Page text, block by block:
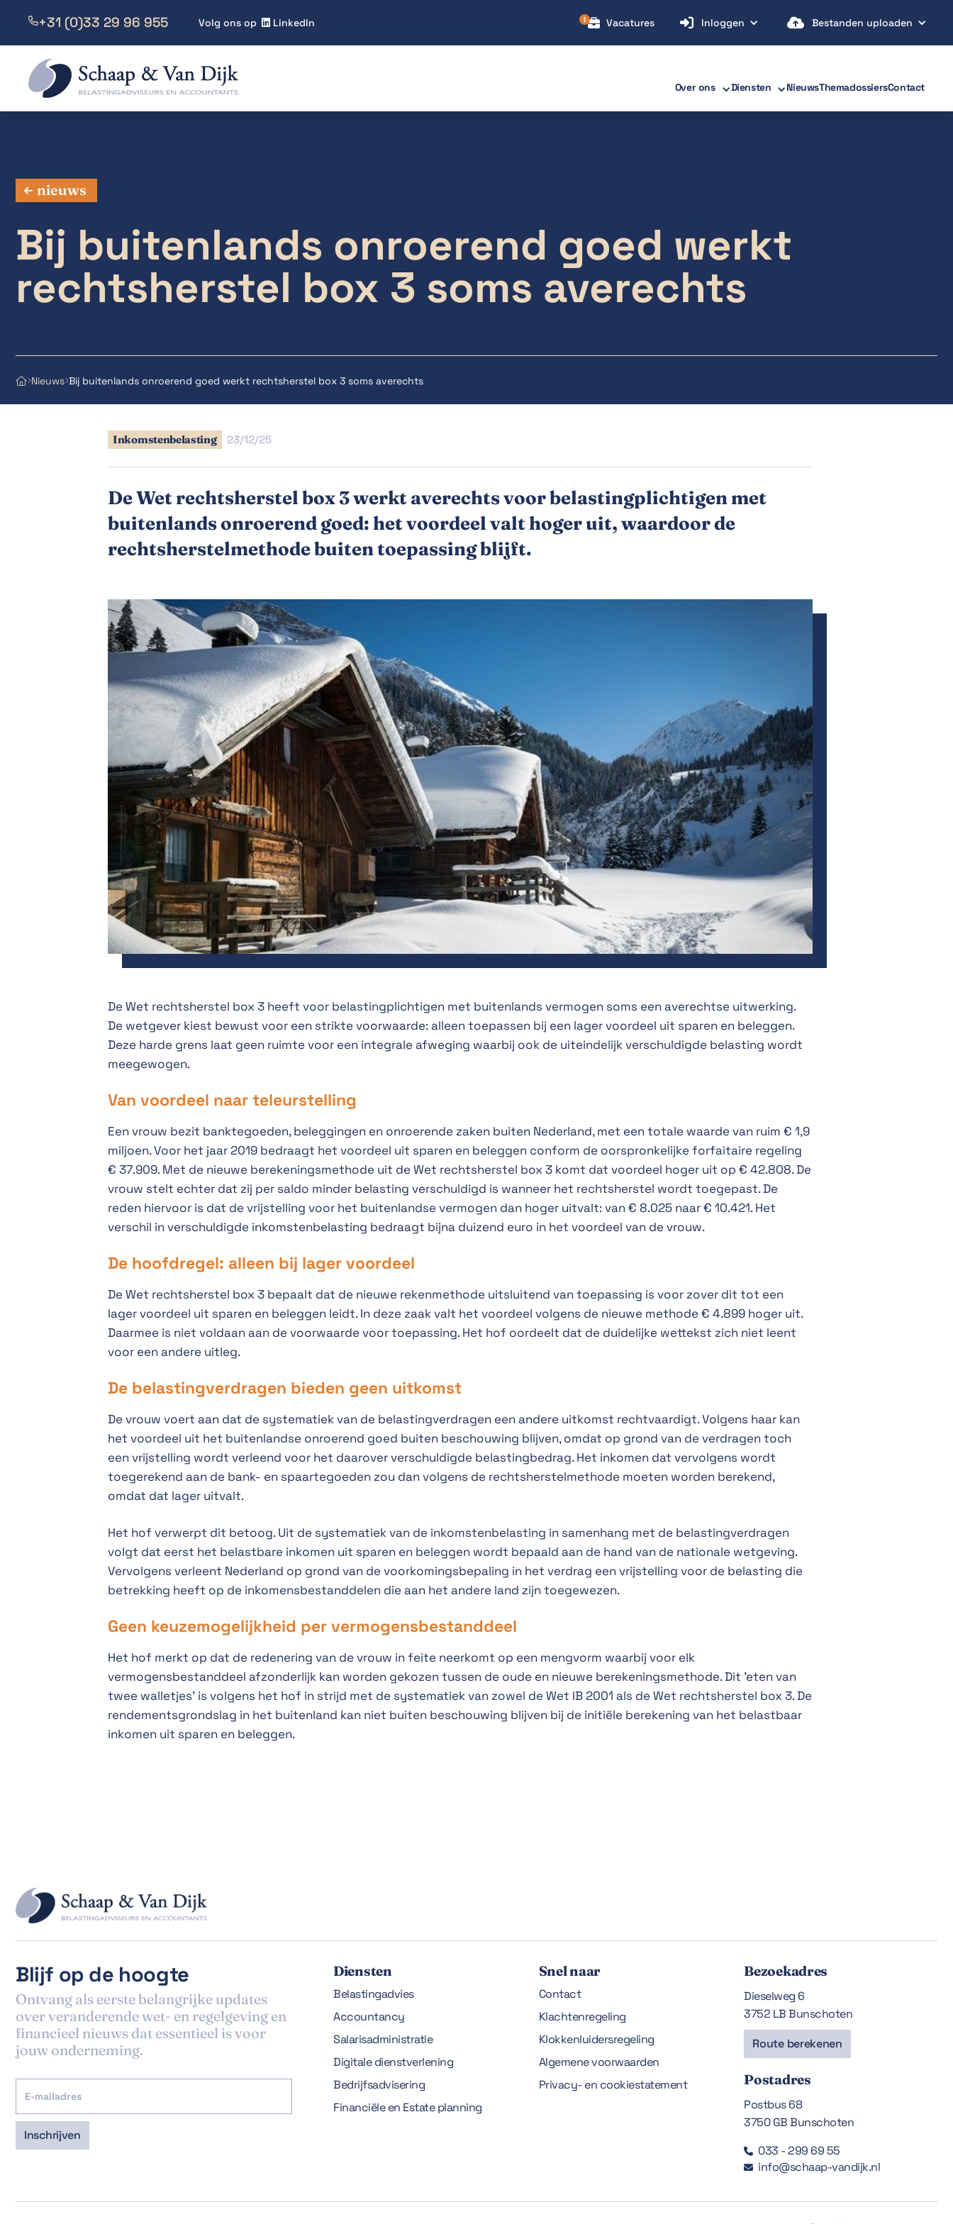
+31 (0)33 29 96 955 Volg ons op  LinkedIn Vacatures  Inloggen  Bestanden uploaden
Over ons Diensten NieuwsThemadossiersContact
nieuws
Bij buitenlands onroerend goed werkt
rechtsherstel box 3 soms averechts
NieuwsBij buitenlands onroerend goed werkt rechtsherstel box 3 soms averechts
Inkomstenbelasting 23/12/25
De Wet rechtsherstel box 3 werkt averechts voor belastingplichtigen met
buitenlands onroerend goed: het voordeel valt hoger uit, waardoor de
rechtsherstelmethode buiten toepassing blijft.
De Wet rechtsherstel box 3 heeft voor belastingplichtigen met buitenlands vermogen soms een averechtse uitwerking.
De wetgever kiest bewust voor een strikte voorwaarde: alleen toepassen bij een lager voordeel uit sparen en beleggen.
Deze harde grens laat geen ruimte voor een integrale afweging waarbij ook de uiteindelijk verschuldigde belasting wordt
meegewogen.
Van voordeel naar teleurstelling
Een vrouw bezit banktegoeden, beleggingen en onroerende zaken buiten Nederland, met een totale waarde van ruim € 1,9
miljoen. Voor het jaar 2019 bedraagt het voordeel uit sparen en beleggen conform de oorspronkelijke forfaitaire regeling
€ 37.909. Met de nieuwe berekeningsmethode uit de Wet rechtsherstel box 3 komt dat voordeel hoger uit op € 42.808. De
vrouw stelt echter dat zij per saldo minder belasting verschuldigd is wanneer het rechtsherstel wordt toegepast. De
reden hiervoor is dat de vrijstelling voor het buitenlandse vermogen dan hoger uitvalt: van € 8.025 naar € 10.421. Het
verschil in verschuldigde inkomstenbelasting bedraagt bijna duizend euro in het voordeel van de vrouw.
De hoofdregel: alleen bij lager voordeel
De Wet rechtsherstel box 3 bepaalt dat de nieuwe rekenmethode uitsluitend van toepassing is voor zover dit tot een
lager voordeel uit sparen en beleggen leidt. In deze zaak valt het voordeel volgens de nieuwe methode € 4.899 hoger uit.
Daarmee is niet voldaan aan de voorwaarde voor toepassing. Het hof oordeelt dat de duidelijke wettekst zich niet leent
voor een andere uitleg.
De belastingverdragen bieden geen uitkomst
De vrouw voert aan dat de systematiek van de belastingverdragen een andere uitkomst rechtvaardigt. Volgens haar kan
het voordeel uit het buitenlandse onroerend goed buiten beschouwing blijven, omdat op grond van de verdragen toch
een vrijstelling wordt verleend voor het daarover verschuldigde belastingbedrag. Het inkomen dat vervolgens wordt
toegerekend aan de bank- en spaartegoeden zou dan volgens de rechtsherstelmethode moeten worden berekend,
omdat dat lager uitvalt.
Het hof verwerpt dit betoog. Uit de systematiek van de inkomstenbelasting in samenhang met de belastingverdragen
volgt dat eerst het belastbare inkomen uit sparen en beleggen wordt bepaald aan de hand van de nationale wetgeving.
Vervolgens verleent Nederland op grond van de voorkomingsbepaling in het verdrag een vrijstelling voor de belasting die
betrekking heeft op de inkomensbestanddelen die aan het andere land zijn toegewezen.
Geen keuzemogelijkheid per vermogensbestanddeel
Het hof merkt op dat de redenering van de vrouw in feite neerkomt op een mengvorm waarbij voor elk
vermogensbestanddeel afzonderlijk kan worden gekozen tussen de oude en nieuwe berekeningsmethode. Dit 'eten van
twee walletjes' is volgens het hof in strijd met de systematiek van zowel de Wet IB 2001 als de Wet rechtsherstel box 3. De
rendementsgrondslag in het buitenland kan niet buiten beschouwing blijven bij de initiële berekening van het belastbaar
inkomen uit sparen en beleggen.
Blijf op de hoogte
Ontvang als eerste belangrijke updates
over veranderende wet- en regelgeving en
financieel nieuws dat essentieel is voor
jouw onderneming.
Diensten
Belastingadvies
Accountancy
Salarisadministratie
Digitale dienstverlening
Bedrijfsadvisering
Financiële en Estate planning
Snel naar
Contact
Klachtenregeling
Klokkenluidersregeling
Algemene voorwaarden
Privacy- en cookiestatement
Bezoekadres
Dieselweg 6
3752 LB Bunschoten
Route berekenen
Postadres
Postbus 68
3750 GB Bunschoten
 033 - 299 69 55
 info@schaap-vandijk.nl